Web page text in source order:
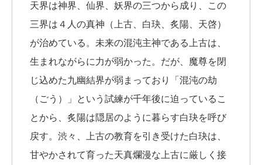
天界は神界、仙界、妖界の三つから成り、この
三界は４人の真神（上古、白玦、炙陽、天啓）
が治めている。未来の混沌主神である上古は、
生まれながらに力が弱かった。だが、魔尊を閉
じ込めた九幽結界が弱まっており「混沌の劫
（ごう）」という試練が千年後に迫っているこ
とから、炙陽は隠居のように暮らす白玦を呼び
戻す。渋々、上古の教育を引き受けた白玦は、
甘やかされて育った天真爛漫な上古に厳しく接